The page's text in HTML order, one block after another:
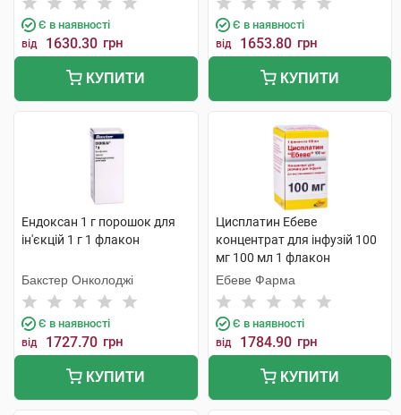
Є в наявності
від 1630.30 грн
КУПИТИ
Є в наявності
від 1653.80 грн
КУПИТИ
Ендоксан 1 г порошок для
ін'єкцій 1 г 1 флакон
Бакстер Онколоджі
Є в наявності
від 1727.70 грн
КУПИТИ
Цисплатин Ебеве
концентрат для інфузій 100
мг 100 мл 1 флакон
Ебеве Фарма
Є в наявності
від 1784.90 грн
КУПИТИ